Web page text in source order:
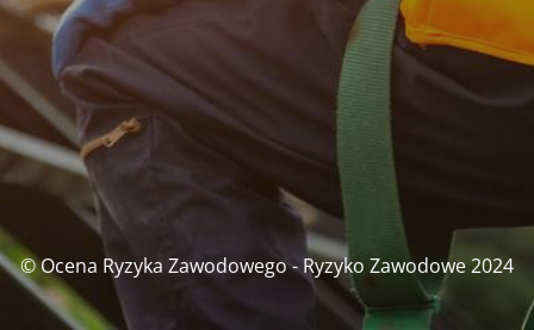
© Ocena Ryzyka Zawodowego - Ryzyko Zawodowe 2024